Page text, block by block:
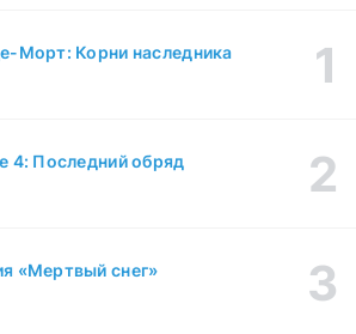
Морт: Корни наследника
4: Последний обряд
«Мертвый снег»